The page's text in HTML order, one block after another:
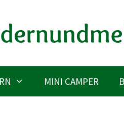
MINI CAMPER